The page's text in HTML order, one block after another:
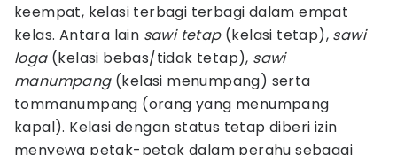
keempat, kelasi terbagi terbagi dalam empat
kelas. Antara lain sawi tetap(kelasi tetap), sawi
loga(kelasi bebas/tidak tetap), sawi
manumpang(kelasi menumpang) serta
tommanumpang (orang yang menumpang
kapal). Kelasi dengan status tetap diberi izin
menyewa petak-petak dalam perahu sebagai